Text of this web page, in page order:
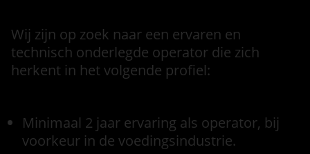
Wij zijn op zoek naar een ervaren en
technisch onderlegde operator die zich
herkent in het volgende profiel:
Minimaal 2 jaar ervaring als operator, bij
voorkeur in de voedingsindustrie.